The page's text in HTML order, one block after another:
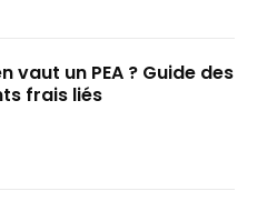
vaut un PEA ? Guide des
frais liés